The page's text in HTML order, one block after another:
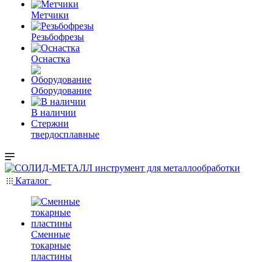
Метчики
Резьбофрезы
Оснастка
Оборудование
В наличии
Стержни
твердосплавные
Каталог
Сменные
токарные
пластины